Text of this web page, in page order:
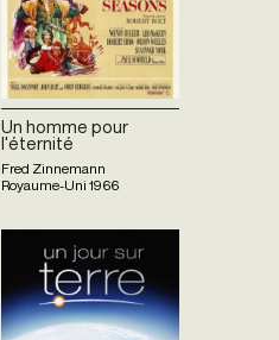
Un homme pour
l'éternité
Fred Zinnemann
Royaume-Uni 1966